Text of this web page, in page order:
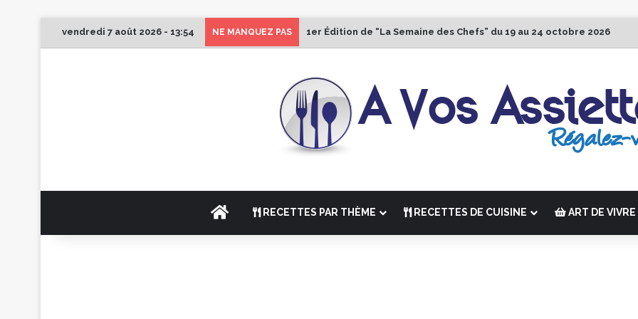
vendredi 7 août 2026 - 13:54 NE MANQUEZ PAS 1er Édition de “La Semaine des Chefs” du 19 au 24 octobre 2026
ACCUEILRECETTES PAR THÈME RECETTES DE CUISINE ART DE VIVRE